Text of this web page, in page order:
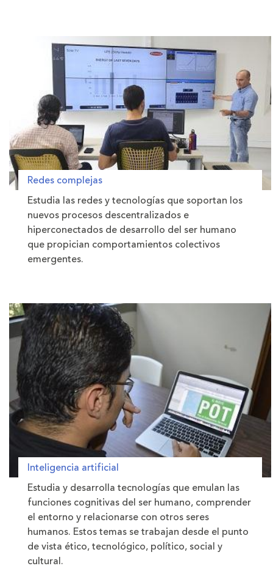
Redes complejas
Estudia las redes y tecnologías que soportan los
nuevos procesos descentralizados e
hiperconectados de desarrollo del ser humano
que propician comportamientos colectivos
emergentes.
Inteligencia artificial
Estudia y desarrolla tecnologías que emulan las
funciones cognitivas del ser humano, comprender
el entorno y relacionarse con otros seres
humanos. Estos temas se trabajan desde el punto
de vista ético, tecnológico, político, social y
cultural.